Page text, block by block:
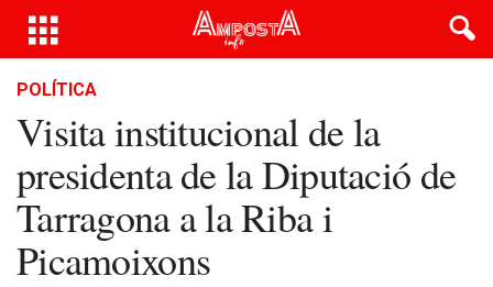
POLÍTICA
Visita institucional de la
presidenta de la Diputació de
Tarragona a la Riba i
Picamoixons